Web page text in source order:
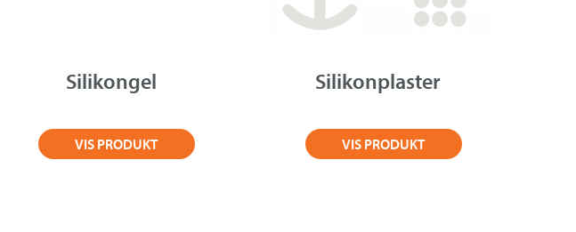
Silikongel
VIS PRODUKT
Silikonplaster
VIS PRODUKT